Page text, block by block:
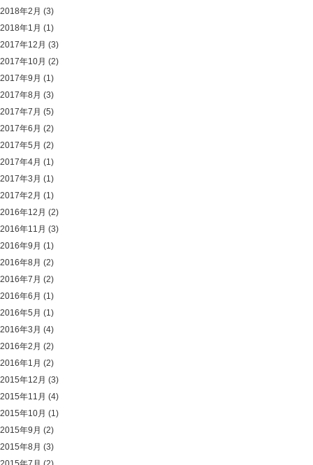
2018年2月 (3)
2018年1月 (1)
2017年12月 (3)
2017年10月 (2)
2017年9月 (1)
2017年8月 (3)
2017年7月 (5)
2017年6月 (2)
2017年5月 (2)
2017年4月 (1)
2017年3月 (1)
2017年2月 (1)
2016年12月 (2)
2016年11月 (3)
2016年9月 (1)
2016年8月 (2)
2016年7月 (2)
2016年6月 (1)
2016年5月 (1)
2016年3月 (4)
2016年2月 (2)
2016年1月 (2)
2015年12月 (3)
2015年11月 (4)
2015年10月 (1)
2015年9月 (2)
2015年8月 (3)